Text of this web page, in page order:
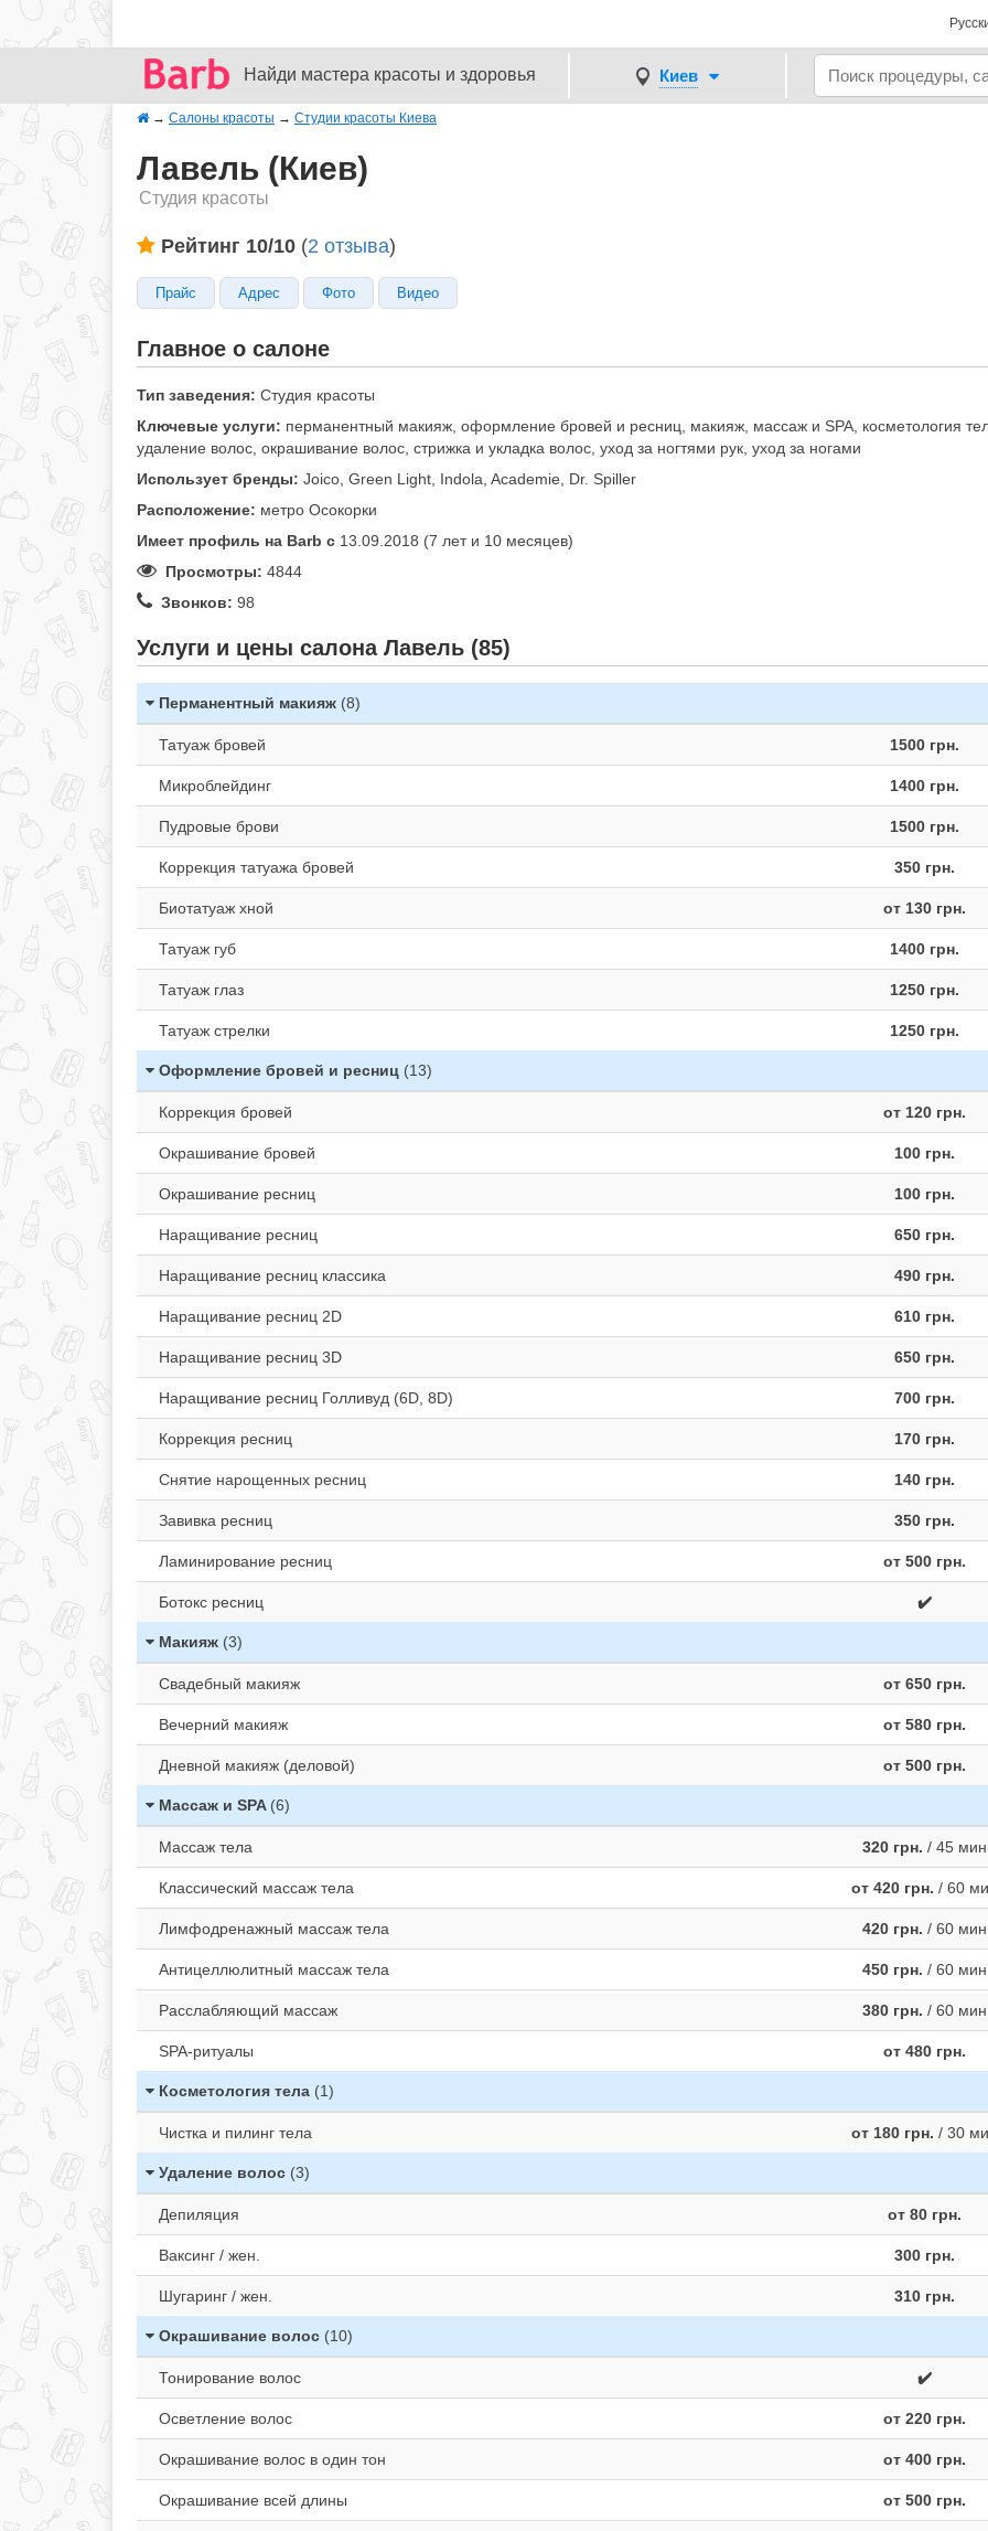
Найди мастера красоты и здоровья Киев
→ Салоны красоты → Студии красоты Киева
Лавель (Киев)
Студия красоты
Рейтинг 10/10 (2 отзыва)
Прайс Адрес Фото Видео
Главное о салоне
Тип заведения: Студия красоты
Ключевые услуги: перманентный макияж, оформление бровей и ресниц, макияж, массаж и SPA, косметология
удаление волос, окрашивание волос, стрижка и укладка волос, уход за ногтями рук, уход за ногами
Использует бренды: Joico, Green Light, Indola, Academie, Dr. Spiller
Расположение: метро Осокорки
Имеет профиль на Barb c 13.09.2018 (7 лет и 10 месяцев)
Просмотры: 4844
Звонков: 98
Услуги и цены салона Лавель (85)
Перманентный макияж (8)
Татуаж бровей 1500 грн.
Микроблейдинг 1400 грн.
Пудровые брови 1500 грн.
Коррекция татуажа бровей 350 грн.
Биотатуаж хной от 130 грн.
Татуаж губ 1400 грн.
Татуаж глаз 1250 грн.
Татуаж стрелки 1250 грн.
Оформление бровей и ресниц (13)
Коррекция бровей от 120 грн.
Окрашивание бровей 100 грн.
Окрашивание ресниц 100 грн.
Наращивание ресниц 650 грн.
Наращивание ресниц классика 490 грн.
Наращивание ресниц 2D 610 грн.
Наращивание ресниц 3D 650 грн.
Наращивание ресниц Голливуд (6D, 8D) 700 грн.
Коррекция ресниц 170 грн.
Снятие нарощенных ресниц 140 грн.
Завивка ресниц 350 грн.
Ламинирование ресниц от 500 грн.
Ботокс ресниц ✔️
Макияж (3)
Свадебный макияж от 650 грн.
Вечерний макияж от 580 грн.
Дневной макияж (деловой) от 500 грн.
Массаж и SPA (6)
Массаж тела 320 грн. / 45 мин
Классический массаж тела от 420 грн. / 60
Лимфодренажный массаж тела 420 грн. / 60 мин
Антицеллюлитный массаж тела 450 грн. / 60 мин
Расслабляющий массаж 380 грн. / 60 мин
SPA-ритуалы от 480 грн.
Косметология тела (1)
Чистка и пилинг тела от 180 грн. / 30
Удаление волос (3)
Депиляция от 80 грн.
Ваксинг / жен. 300 грн.
Шугаринг / жен. 310 грн.
Окрашивание волос (10)
Тонирование волос ✔️
Осветление волос от 220 грн.
Окрашивание волос в один тон от 400 грн.
Окрашивание всей длины от 500 грн.